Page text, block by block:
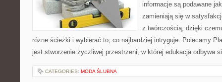
informacje są podawane
zamieniają się w
z twórczością, dzięki
różne ścieżki i wybierać to, co najbardziej intryguje. Polecamy
jest stworzenie życzliwej przestrzeni, w której edukacja odbywa
CATEGORIES: MODA ŚLUBNA